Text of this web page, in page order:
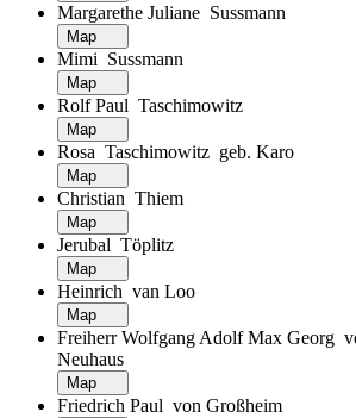
Margarethe Juliane Sussmann
Mimi Sussmann
Rolf Paul Taschimowitz
Rosa Taschimowitz geb. Karo
Christian Thiem
Jerubal Töplitz
Heinrich van Loo
Freiherr Wolfgang Adolf Max Georg
Neuhaus
Friedrich Paul von Großheim